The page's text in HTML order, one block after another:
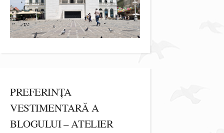
PREFERINȚA
VESTIMENTARĂ A
BLOGULUI – ATELIER